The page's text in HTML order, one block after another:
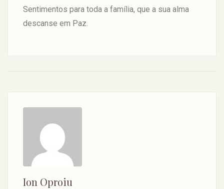
Sentimentos para toda a família, que a sua alma
descanse em Paz.
Ion Oproiu